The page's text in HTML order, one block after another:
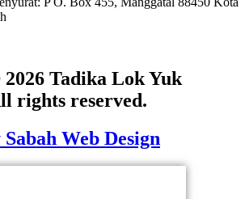
Tadika Lok Yuk
rights reserved.
Web Design